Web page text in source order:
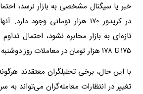
خبر یا سیگنال مشخصی به بازار نرسد،
در کریدور ۱۷۰ هزار تومانی وجود
تازه‌ای به بازار مخابره نشود، احتمال
۱۷۵ تا ۱۷۸ هزار تومان در معاملات روز دوشنبه وجود دارد.
با این حال، برخی تحلیلگران معتقدند
تغییر در انتظارات معامله‌گران می‌تواند به